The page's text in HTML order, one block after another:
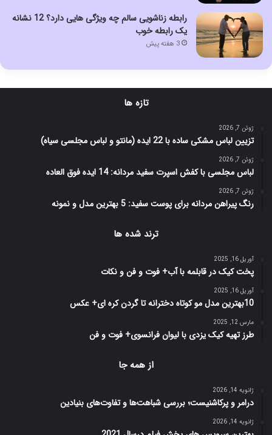
رابطه زناشویی سالم چه ویژگی هایی دارد؟ 12 نشانه
یک رابطه خوب
3 هفته پیش
تازه ها
ژوئن 7, 2026
تزیین لباس مشکی ساده با 22 ایده (مانتو و لباس مجلسی سیاه)
ژوئن 7, 2026
لباس مجلسی با کفش اسپرت سفید مردانه: 14 ایده فوق العاده
ژوئن 7, 2026
رنگ پیراهن مردانه برای پوست سفید: 5 بهترین مدل و نمونه
ترند شده ها
آوریل 16, 2025
پخت کیک در قابلمه با آب+ فوت و فن و نکات
آوریل 16, 2025
10بهترین مدل مو کوتاه دخترانه تا گردن کره ای+ عکس
مارس 12, 2025
طرز تهیه کیک یزدی با لیوان فرانسوی+ فوت و فن
از همه جا
ژانویه 14, 2026
درامر و پرکاشنیست؛ بررسی شباهت‌ها و تفاوت‌های بنیادین
ژانویه 14, 2026